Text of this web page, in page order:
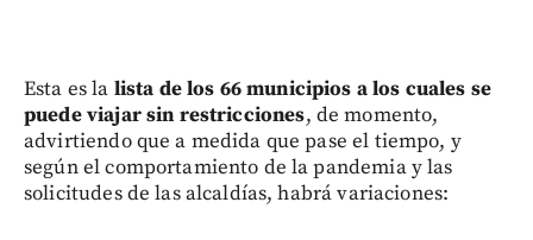
Esta es la lista de los 66 municipios a los cuales se
puede viajar sin restricciones, de momento,
advirtiendo que a medida que pase el tiempo, y
según el comportamiento de la pandemia y las
solicitudes de las alcaldías, habrá variaciones: